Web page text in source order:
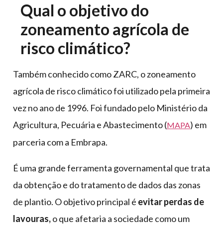
Qual o objetivo do
zoneamento agrícola de
risco climático?
Também conhecido como ZARC, o zoneamento
agrícola de risco climático foi utilizado pela primeira
vez no ano de 1996. Foi fundado pelo Ministério da
Agricultura, Pecuária e Abastecimento (MAPA) em
parceria com a Embrapa.
É uma grande ferramenta governamental que trata
da obtenção e do tratamento de dados das zonas
de plantio. O objetivo principal é evitar perdas de
lavouras,o que afetaria a sociedade como um